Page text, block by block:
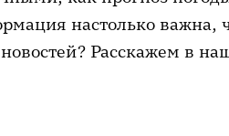
настолько важна,
Расскажем в